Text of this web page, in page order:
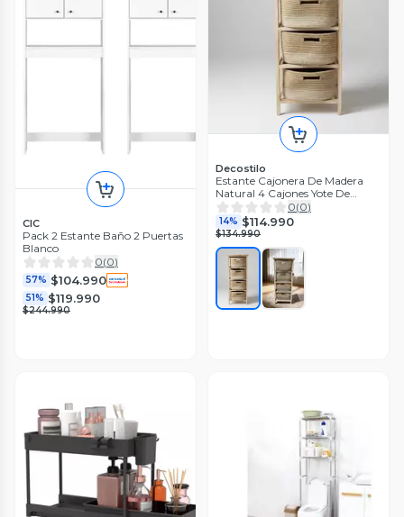
CIC
Pack 2 Estante Baño 2 Puertas
Blanco
0(0)
57% $104.990
51% $119.990
$244.990
Decostilo
Estante Cajonera De Madera
Natural 4 Cajones Yote De
Dormitario
0(0)
14% $114.990
$134.990